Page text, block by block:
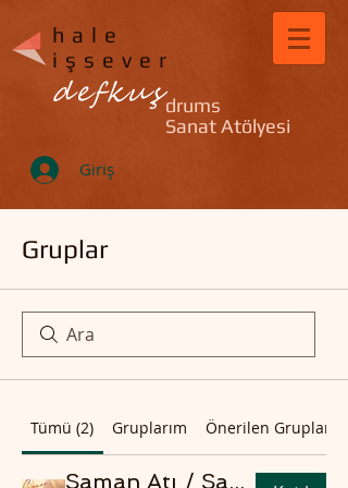
drums
Sanat Atölyesi
hale
işsever
defkuş
Giriş
Gruplar
Tümü (2) Gruplarım Önerilen Gruplar
Şaman Atı / Şaman Davulu Sürüş Yöntemleri